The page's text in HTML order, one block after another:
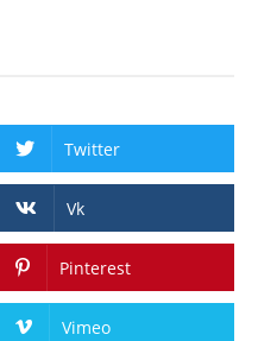
Twitter
Vk
Pinterest
Vimeo